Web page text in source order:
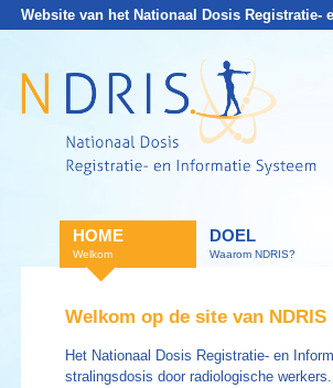
Website van het Nationaal Dosis Registratie-
HOME
Welkom
DOEL
Waarom NDRIS?
Welkom op de site van NDRIS
Het Nationaal Dosis Registratie- en
stralingsdosis door radiologische